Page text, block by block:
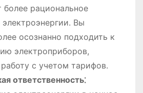
более рациональное
электроэнергии. Вы
осознанно подходить к
электроприборов,
с учетом тарифов.
ответственность⁚